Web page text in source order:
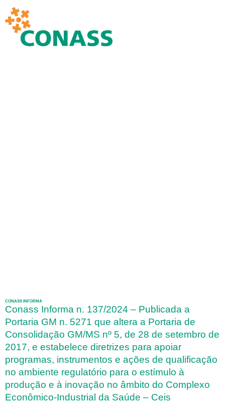
CONASS INFORMA
Conass Informa n. 137/2024 – Publicada a
Portaria GM n. 5271 que altera a Portaria de
Consolidação GM/MS nº 5, de 28 de setembro de
2017, e estabelece diretrizes para apoiar
programas, instrumentos e ações de qualificação
no ambiente regulatório para o estímulo à
produção e à inovação no âmbito do Complexo
Econômico-Industrial da Saúde – Ceis